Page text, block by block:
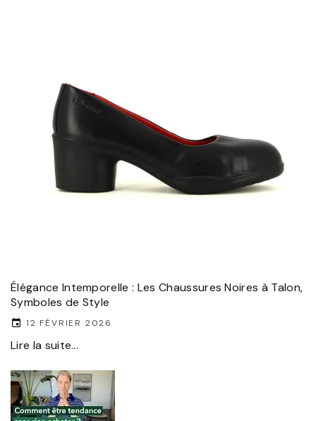
Élégance Intemporelle : Les Chaussures Noires à Talon,
Symboles de Style
12 FÉVRIER 2026
Lire la suite...